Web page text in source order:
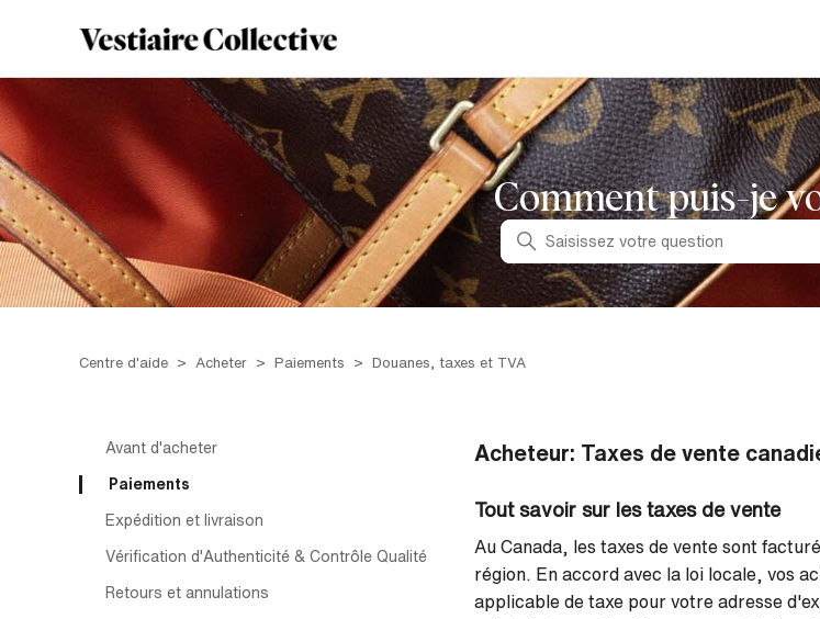
Comment puis-je
Recherche
Centre d'aide Acheter Paiements Douanes, taxes et TVA
Avant d'acheter
Paiements
Expédition et livraison
Vérification d'Authenticité & Contrôle Qualité
Retours et annulations
Acheteur: Taxes de vente
Tout savoir sur les taxes de vente
Au Canada, les taxes de vente sont
région. En accord avec la loi locale, vos
applicable de taxe pour votre adresse